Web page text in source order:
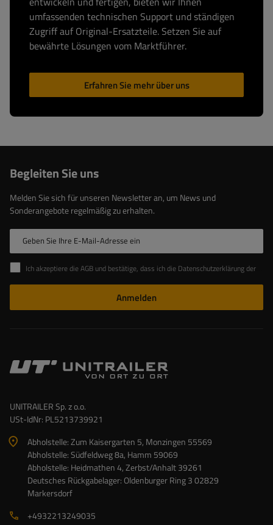
umfassenden technischen Support und ständigen
Zugriff auf Original-Ersatzteile. Setzen Sie auf
bewährte Lösungen vom Marktführer.
Erfahren Sie mehr über uns
Begleiten Sie uns
Melden Sie sich für unseren Newsletter an, um News und
Sonderangebote regelmäßig zu erhalten.
Geben Sie Ihre E-Mail-Adresse ein
Ich akzeptiere die AGB und bestätige, dass ich die Datenschutzerklärung der Website zur Kenntnis genommen habe
Anmelden
UNITRAILER Sp. z o.o.
USt-IdNr: PL5213739921
Abholstelle: Zum Kaisergarten 5, Monzingen 55569
Abholstelle: Südfeldweg 8a, Hamm 59069
Abholstelle: Heidmathen 4, Zerbst/Anhalt 39261
Deutsches Rückgabelager: Oldenburger Ring 3 02829
Markersdorf
+4932213249035